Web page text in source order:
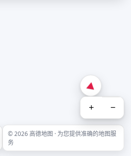
+ −
© 2026 高德地图 · 为您提供准确的地图服
务